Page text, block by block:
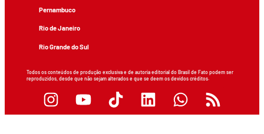
Pernambuco
Rio de Janeiro
Rio Grande do Sul
Todos os conteúdos de produção exclusiva e de autoria editorial do Brasil de Fato podem ser
reproduzidos, desde que não sejam alterados e que se deem os devidos créditos.